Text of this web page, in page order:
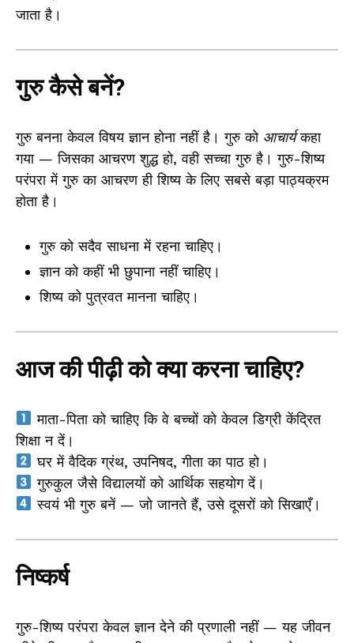
जाता है।
गुरु कैसे बनें?
गुरु बनना केवल विषय ज्ञान होना नहीं है। गुरु को आचार्यकहा
गया — जिसका आचरण शुद्ध हो, वही सच्चा गुरु है। गुरु-शिष्य
परंपरा में गुरु का आचरण ही शिष्य के लिए सबसे बड़ा पाठ्यक्रम
होता है।
गुरु को सदैव साधना में रहना चाहिए।
ज्ञान को कहीं भी छुपाना नहीं चाहिए।
शिष्य को पुत्रवत मानना चाहिए।
आज की पीढ़ी को क्या करना चाहिए?
माता-पिता को चाहिए कि वे बच्चों को केवल डिग्री केंद्रित
शिक्षा न दें।
घर में वैदिक ग्रंथ, उपनिषद, गीता का पाठ हो।
गुरुकुल जैसे विद्यालयों को आर्थिक सहयोग दें।
स्वयं भी गुरु बनें — जो जानते हैं, उसे दूसरों को सिखाएँ।
निष्कर्ष
गुरु-शिष्य परंपरा केवल ज्ञान देने की प्रणाली नहीं — यह जीवन